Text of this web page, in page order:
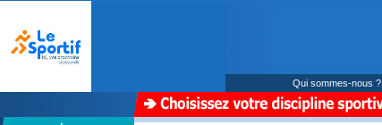
Qui sommes-nous ?